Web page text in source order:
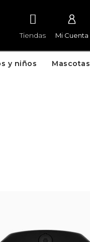
Tiendas Mi Cuenta
y niños Mascotas